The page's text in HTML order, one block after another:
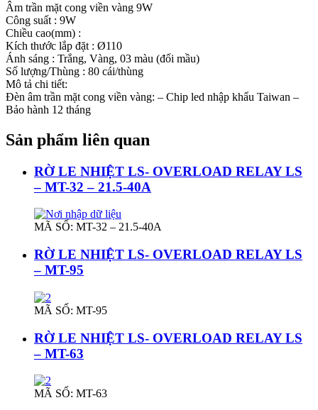
Âm trần mặt cong viền vàng 9W
Công suất : 9W
Chiều cao(mm) :
Kích thước lắp đặt : Ø110
Ánh sáng : Trắng, Vàng, 03 màu (đổi mầu)
Số lượng/Thùng : 80 cái/thùng
Mô tả chi tiết:
Đèn âm trần mặt cong viền vàng: – Chip led nhập khẩu Taiwan –
Bảo hành 12 tháng
Sản phẩm liên quan
RỜ LE NHIỆT LS- OVERLOAD RELAY LS
– MT-32 – 21.5-40A
MÃ SỐ: MT-32 – 21.5-40A
RỜ LE NHIỆT LS- OVERLOAD RELAY LS
– MT-95
MÃ SỐ: MT-95
RỜ LE NHIỆT LS- OVERLOAD RELAY LS
– MT-63
MÃ SỐ: MT-63